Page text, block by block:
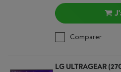
Comparer
LG ULTRAGEAR